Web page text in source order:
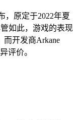
，原定于2022年夏
如此，游戏的表现
而开发商Arkane
评价。